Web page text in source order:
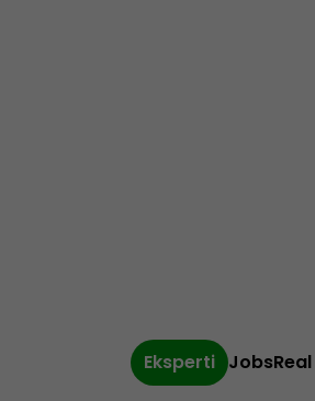
Eksperti Jobs